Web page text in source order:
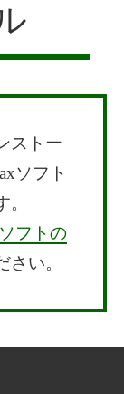
ストー
ソフト
フトの
い。